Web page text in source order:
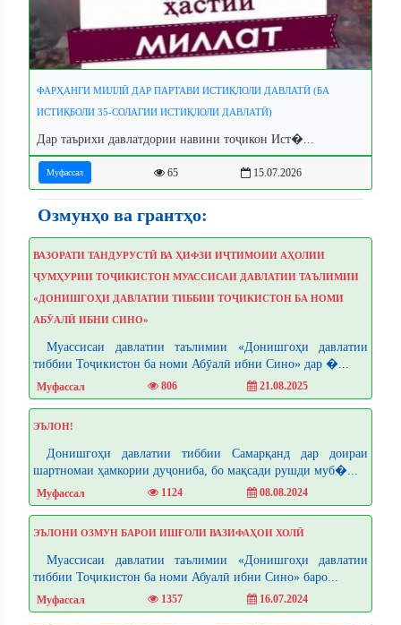
ФАРҲАНГИ МИЛЛӢ ДАР ПАРТАВИ ИСТИҚЛОЛИ ДАВЛАТӢ (БА
ИСТИҚБОЛИ 35-СОЛАГИИ ИСТИҚЛОЛИ ДАВЛАТӢ)
Дар таърихи давлатдории навини тоҷикон Ист�...
Муфассал 65 15.07.2026
Озмунҳо ва грантҳо:
ВАЗОРАТИ ТАНДУРУСТӢ ВА ҲИФЗИ ИҶТИМОИИ АҲОЛИИ
ҶУМҲУРИИ ТОҶИКИСТОН МУАССИСАИ ДАВЛАТИИ ТАЪЛИМИИ
«ДОНИШГОҲИ ДАВЛАТИИ ТИББИИ ТОҶИКИСТОН БА НОМИ
АБӮАЛӢ ИБНИ СИНО»
Муассисаи давлатии таълимии «Донишгоҳи давлатии
тиббии Тоҷикистон ба номи Абӯалӣ ибни Сино» дар �...
Муфассал 806 21.08.2025
ЭЪЛОН!
Донишгоҳи давлатии тиббии Самарқанд дар доираи
шартномаи ҳамкории дуҷониба, бо мақсади рушди муб�...
Муфассал 1124 08.08.2024
ЭЪЛОНИ ОЗМУН БАРОИ ИШҒОЛИ ВАЗИФАҲОИ ХОЛӢ
Муассисаи давлатии таълимии «Донишгоҳи давлатии
тиббии Тоҷикистон ба номи Абуалӣ ибни Сино» баро...
Муфассал 1357 16.07.2024